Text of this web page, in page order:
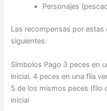
Personajes
Las recompensas por
siguientes:
Símbolos Pago 3 peces en
inicial. 4 peces en una fila
5 de los mismos peces (filo
inicial